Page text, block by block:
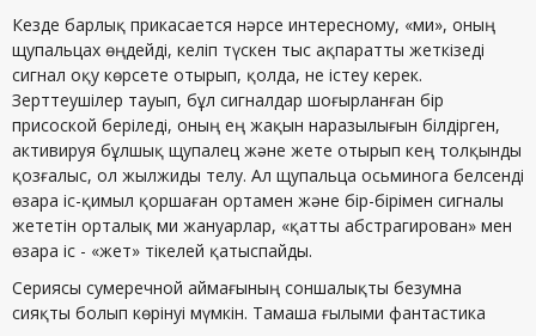
Кезде барлық прикасается нәрсе интересному, «ми», оның
щупальцах өңдейді, келіп түскен тыс ақпаратты жеткізеді
сигнал оқу көрсете отырып, қолда, не істеу керек.
Зерттеушілер тауып, бұл сигналдар шоғырланған бір
присоской беріледі, оның ең жақын наразылығын білдірген,
активируя бұлшық щупалец және жете отырып кең толқынды
қозғалыс, ол жылжиды телу. Ал щупальца осьминога белсенді
өзара іс-қимыл қоршаған ортамен және бір-бірімен сигналы
жететін орталық ми жануарлар, «қатты абстрагирован» мен
өзара іс - «жет» тікелей қатыспайды.
Сериясы сумеречной аймағының соншалықты безумна
сияқты болып көрінуі мүмкін. Тамаша ғылыми фантастика